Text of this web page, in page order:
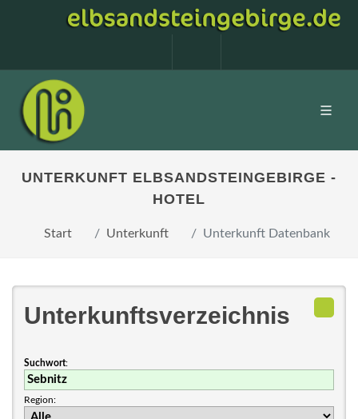
UNTERKUNFT ELBSANDSTEINGEBIRGE -
HOTEL
Start Unterkunft Unterkunft Datenbank
Unterkunftsverzeichnis
Suchwort:
Region: